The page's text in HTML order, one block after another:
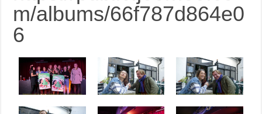
m/albums/66f787d864e0
6